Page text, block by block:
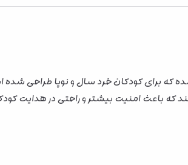
برای کودکان خرد سال و نوپا طراحی شده
که باعث امنیت بیشتر و راحتی در